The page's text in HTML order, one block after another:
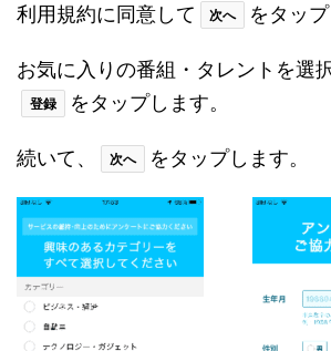
利用規約に同意して 次へ をタップ
お気に入りの番組・タレントを選
登録 をタップします。
続いて、 次へ をタップします。